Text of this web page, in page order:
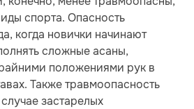
спорта. Опасность
когда новички начинают
сложные асаны,
положениями рук в
Также травмоопасность
застарелых